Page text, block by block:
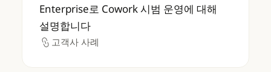
Enterprise로 Cowork 시범 운영에 대해
설명합니다
고객사 사례
고객사 사례